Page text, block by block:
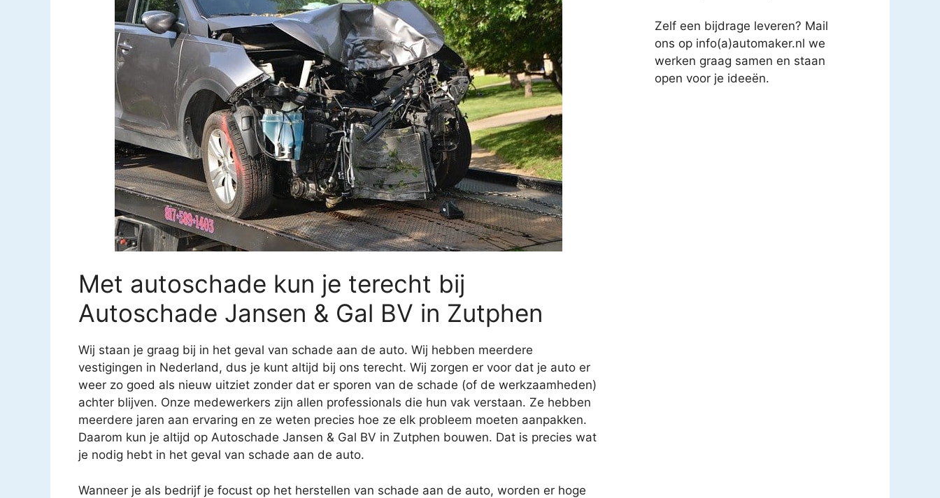
Met autoschade kun je terecht bij
Autoschade Jansen & Gal BV in Zutphen
Wij staan je graag bij in het geval van schade aan de auto. Wij hebben meerdere
vestigingen in Nederland, dus je kunt altijd bij ons terecht. Wij zorgen er voor dat je auto er
weer zo goed als nieuw uitziet zonder dat er sporen van de schade (of de werkzaamheden)
achter blijven. Onze medewerkers zijn allen professionals die hun vak verstaan. Ze hebben
meerdere jaren aan ervaring en ze weten precies hoe ze elk probleem moeten aanpakken.
Daarom kun je altijd op Autoschade Jansen & Gal BV in Zutphen bouwen. Dat is precies wat
je nodig hebt in het geval van schade aan de auto.
Wanneer je als bedrijf je focust op het herstellen van schade aan de auto, worden er hoge
Zelf een bijdrage leveren? Mail
ons op info(a)automaker.nl we
werken graag samen en staan
open voor je ideeën.